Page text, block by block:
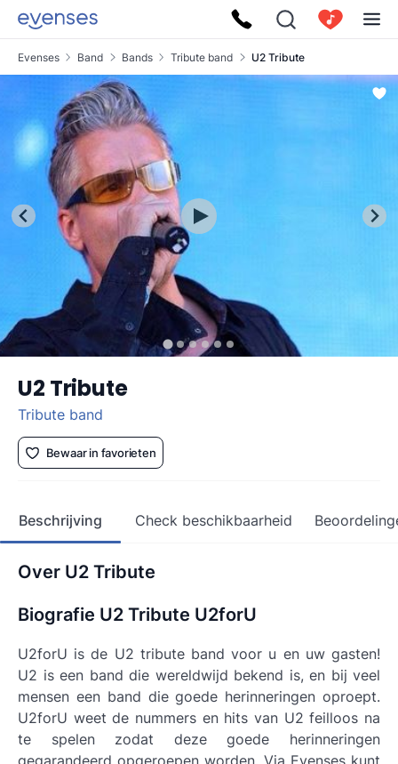
Evenses Band Bands Tribute band U2 Tribute
U2 Tribute
Tribute band
Bewaar in favorieten
Beschrijving Check beschikbaarheid
Over U2 Tribute
Biografie U2 Tribute U2forU
U2forU is de U2 tribute band voor u en uw gasten!
U2 is een band die wereldwijd bekend is, en bij veel
mensen een band die goede herinneringen oproept.
U2forU weet de nummers en hits van U2 feilloos na
te spelen zodat deze goede herinneringen